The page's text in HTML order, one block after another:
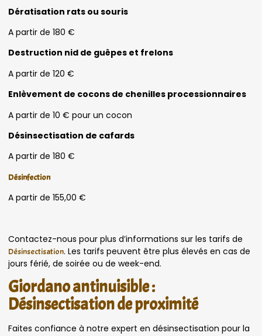
Dératisation rats ou souris
A partir de 180 €
Destruction nid de guêpes et frelons
A partir de 120 €
Enlèvement de cocons de chenilles processionnaires
A partir de 10 € pour un cocon
Désinsectisation de cafards
A partir de 180 €
Désinfection
A partir de 155,00 €
Contactez-nous pour plus d’informations sur les tarifs de
Désinsectisation. Les tarifs peuvent être plus élevés en cas de
jours férié, de soirée ou de week-end.
Giordano antinuisible :
Désinsectisation de proximité
Faites confiance à notre expert en désinsectisation pour la